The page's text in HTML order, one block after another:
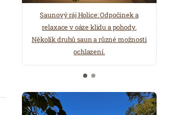
Saunový ráj Holice: Odpočinek a
relaxace v oáze klidu a pohody.
Několik druhů saun a různé možnosti
ochlazení.
Spa Hotel Děvín: Odpočiňte si od
starostí všedních dnů a přijeďte
načerpat novou energii do
Mariánských Lázní.